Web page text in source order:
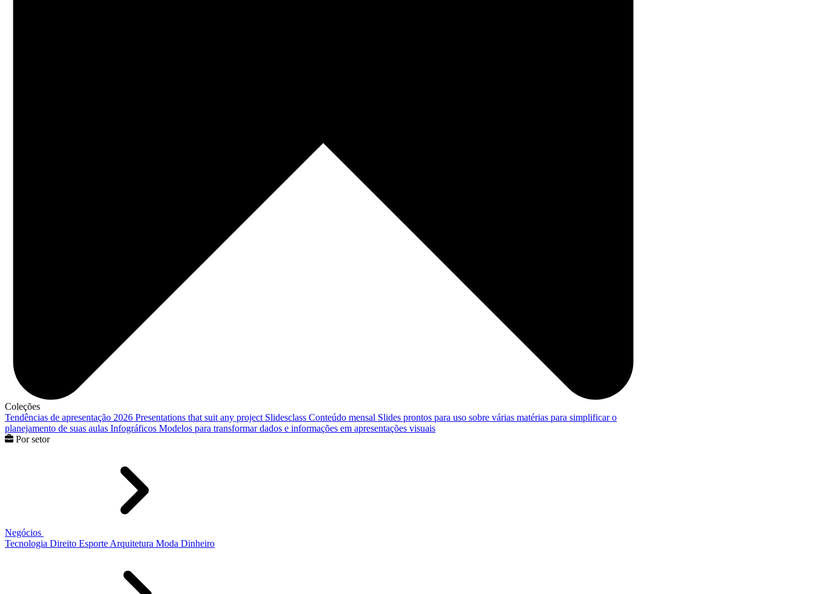
Coleções
Tendências de apresentação 2026 Presentations that suit any project Slidesclass Conteúdo mensal Slides prontos para uso sobre várias matérias para simplificar o
planejamento de suas aulas Infográficos Modelos para transformar dados e informações em apresentações visuais
Por setor
Negócios
Tecnologia Direito Esporte Arquitetura Moda Dinheiro